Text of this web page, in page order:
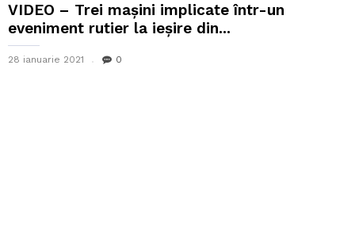
VIDEO – Trei mașini implicate într-un
eveniment rutier la ieșire din...
28 ianuarie 2021 0